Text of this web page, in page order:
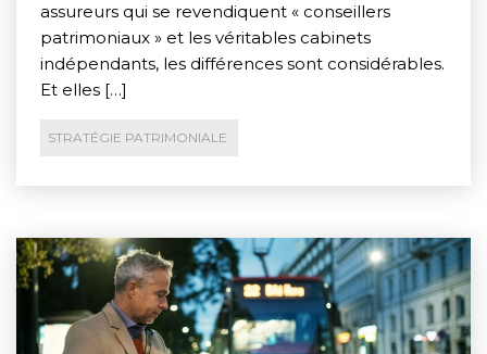
assureurs qui se revendiquent « conseillers
patrimoniaux » et les véritables cabinets
indépendants, les différences sont considérables.
Et elles […]
STRATÉGIE PATRIMONIALE